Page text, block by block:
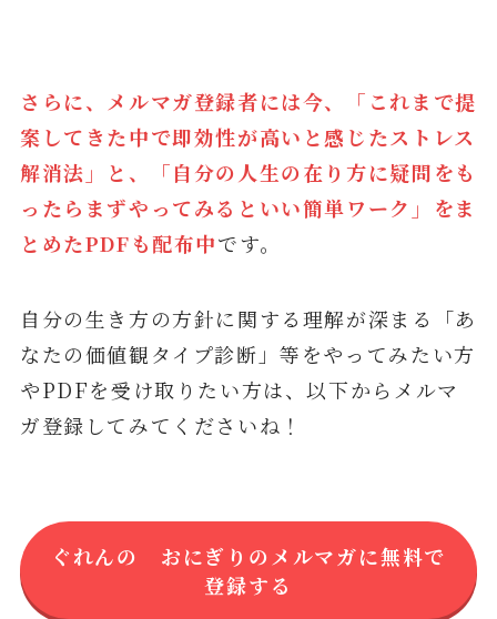
さらに、メルマガ登録者には今、「これまで提
案してきた中で即効性が高いと感じたストレス
解消法」と、「自分の人生の在り方に疑問をも
ったらまずやってみるといい簡単ワーク」をま
とめたPDFも配布中です。
自分の生き方の方針に関する理解が深まる「あ
なたの価値観タイプ診断」等をやってみたい方
やPDFを受け取りたい方は、以下からメルマ
ガ登録してみてくださいね！
ぐれんの おにぎりのメルマガに無料で
登録する